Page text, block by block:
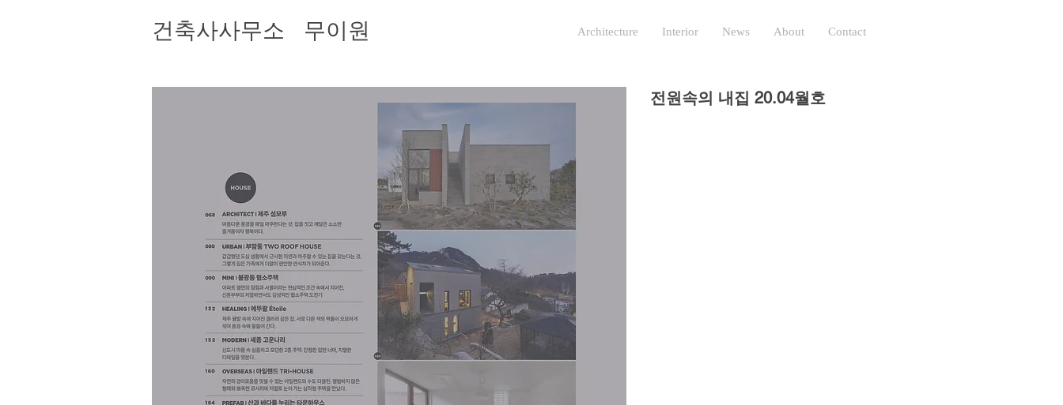
건축사사무소 무이원 Architecture Interior News About Contact
전원속의 내집 20.04월호